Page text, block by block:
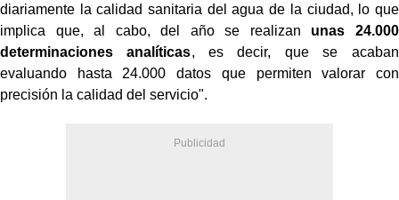
diariamente la calidad sanitaria del agua de la ciudad, lo que
implica que, al cabo, del año se realizan unas 24.000
determinaciones analíticas, es decir, que se acaban
evaluando hasta 24.000 datos que permiten valorar con
precisión la calidad del servicio".